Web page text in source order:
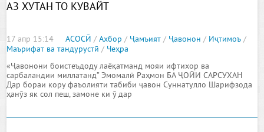
АЗ ХУТАН ТО КУВАЙТ
17 апр 15:14 АСОСӢ /Ахбор / Ҷамъият / Ҷавонон / Иҷтимоъ /
Маърифат ва тандурустӣ / Чеҳра
«Ҷавонони боистеъдоду лаёқатманд мояи ифтихор ва
сарбаландии миллатанд” Эмомалӣ Раҳмон БА ҶОЙИ САРСУХАН
Дар бораи кору фаъолияти табиби ҷавон Суннатулло Шарифзода
ҳанӯз як сол пеш, замоне ки ӯ дар